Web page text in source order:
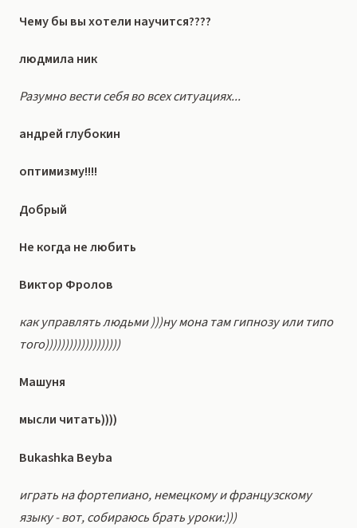
Чему бы вы хотели научится????
людмила ник
Разумно вести себя во всех ситуациях...
андрей глубокин
оптимизму!!!!
Добрый
Не когда не любить
Виктор Фролов
как управлять людьми )))ну мона там гипнозу или типо
того)))))))))))))))))))
Машуня
мысли читать))))
Bukashka Beyba
играть на фортепиано, немецкому и французскому
языку - вот, собираюсь брать уроки:)))